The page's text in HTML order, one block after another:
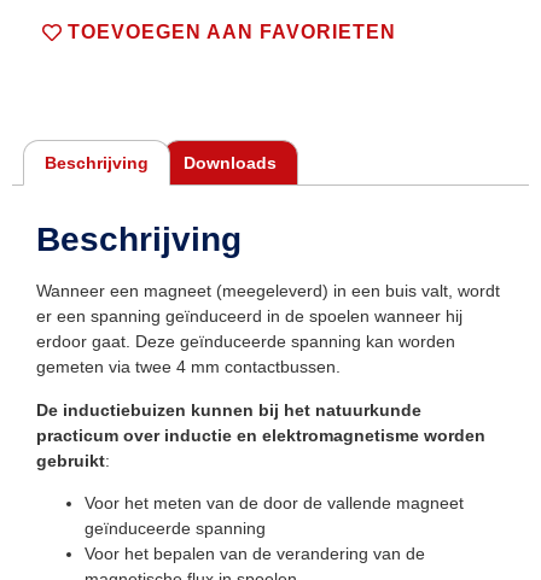
TOEVOEGEN AAN FAVORIETEN
Beschrijving Downloads
Beschrijving
Wanneer een magneet (meegeleverd) in een buis valt, wordt
er een spanning geïnduceerd in de spoelen wanneer hij
erdoor gaat. Deze geïnduceerde spanning kan worden
gemeten via twee 4 mm contactbussen.
De inductiebuizen kunnen bij het natuurkunde
practicum over inductie en elektromagnetisme worden
gebruikt:
Voor het meten van de door de vallende magneet
geïnduceerde spanning
Voor het bepalen van de verandering van de